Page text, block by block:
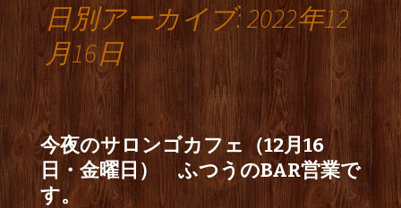
日別アーカイブ: 2022年12
月16日
今夜のサロンゴカフェ（12月16
日・金曜日） ふつうのBAR営業で
す。